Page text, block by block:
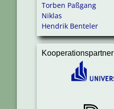
Torben Paßgang
Niklas
Hendrik Benteler
Kooperationspartner